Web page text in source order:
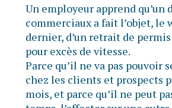
Un employeur apprend qu’un
commerciaux a fait l’objet, le
dernier, d’un retrait de
pour excès de vitesse.
Parce qu’il ne va pas pouvoir
chez les clients et prospects
mois, et parce qu’il ne peut